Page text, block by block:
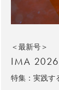
＜最新号＞
IMA
特集：実践す